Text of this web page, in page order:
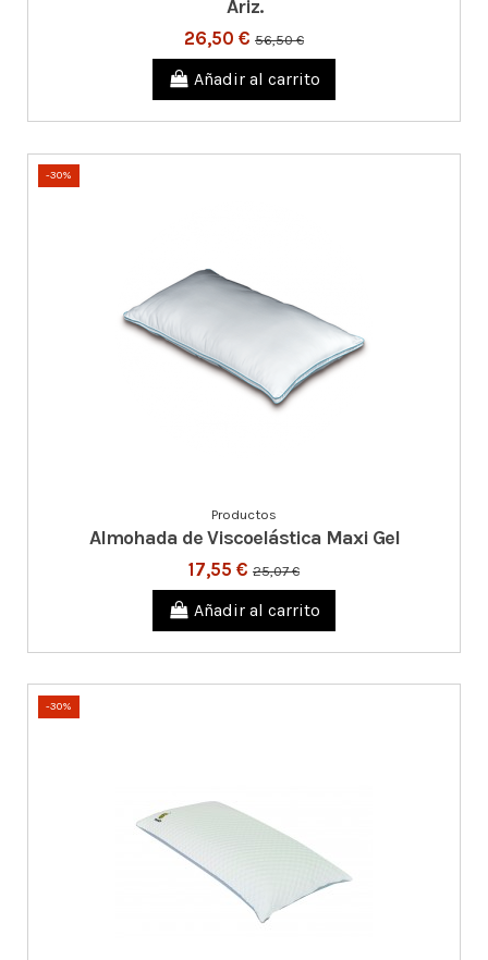
Ariz.
26,50 € 56,50 €
Añadir al carrito
-30%
Productos
Almohada de Viscoelástica Maxi Gel
17,55 € 25,07 €
Añadir al carrito
-30%